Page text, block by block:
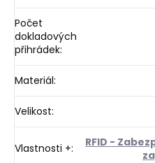
Počet
dokladových
přihrádek:
Materiál:
Velikost:
Vlastnosti +: RFID -